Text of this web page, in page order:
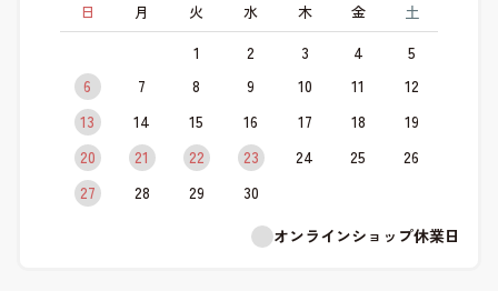
日
月 火 水 木 金 土
1 2 3 4
5
6
7 8 9 10 11
12
13
14 15 16 17 18
19
20
21 22 23 24 25
26
27
28 29
30
オンラインショップ休業日